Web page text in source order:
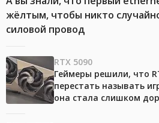
жёлтым, чтобы никто
силовой провод
RTX 5090
Геймеры решили, что
перестать называть
она стала слишком